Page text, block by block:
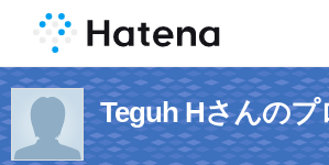
Teguh Hさんの